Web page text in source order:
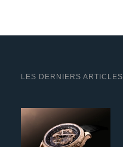
LES DERNIERS ARTICLES